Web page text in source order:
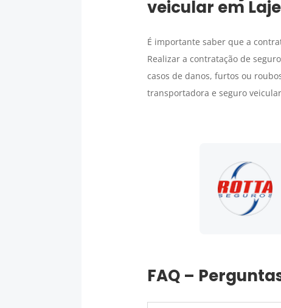
veicular em
É importante saber que a
Realizar a contratação de
casos de danos, furtos ou
transportadora e seguro
FAQ –